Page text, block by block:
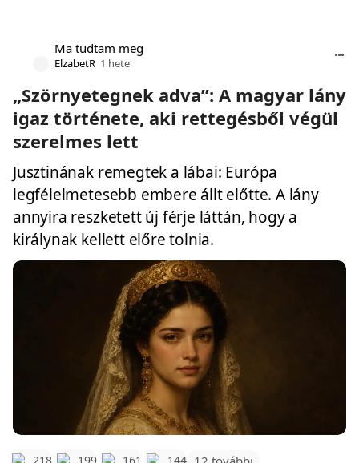
Ma tudtam meg
ElzabetR 1 hete
„Szörnyetegnek adva”: A magyar lány
igaz története, aki rettegésből végül
szerelmes lett
Jusztinának remegtek a lábai: Európa
legfélelmetesebb embere állt előtte. A lány
annyira reszketett új férje láttán, hogy a
királynak kellett előre tolnia.